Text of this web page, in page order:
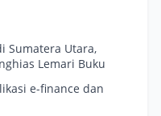
Sumatera Utara,
Lemari Buku
e-finance dan